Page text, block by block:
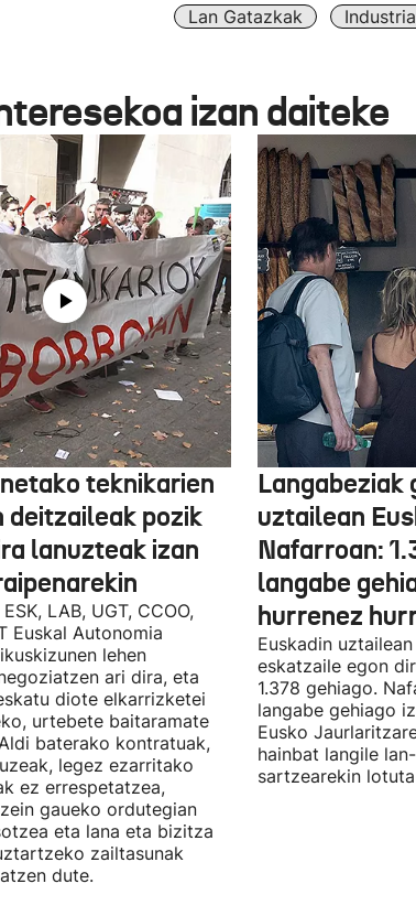
Lan Gatazkak
Industria
izan daiteke
teknikarien
deitzaileak pozik
lanuzteak izan
LAB, UGT, CCOO,
Euskal Autonomia
lehen
ari dira, eta
diote elkarrizketei
urtebete baitaramate
baterako kontratuak,
legez ezarritako
ez errespetatzea,
gaueko ordutegian
eta lana eta bizitza
zailtasunak
dute.
Langabeziak
uztailean
Nafarroan:
langabe
hurrenez
Euskadin
eskatzaile egon
1.378 gehiago.
langabe gehiago
Eusko
hainbat langile
sartzearekin